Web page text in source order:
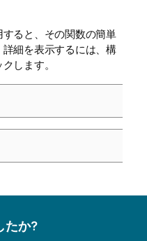
ると、その関数の簡単
細を表示するには、構
します。
たか?